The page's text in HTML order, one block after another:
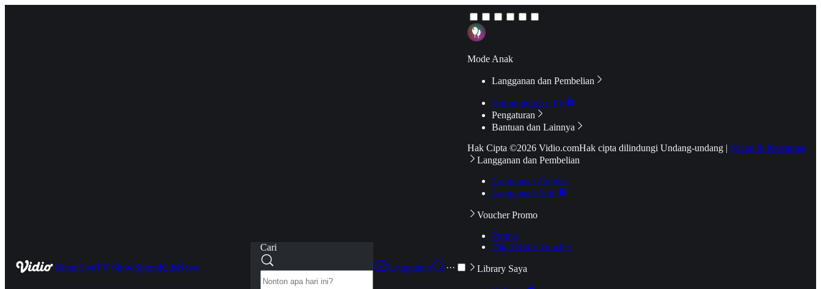
HomeLiveTV ShowSportsKidsNews
Cari
Langganan
···
Mode Anak
Langganan dan Pembelian
Hubungkan ke TV
Pengaturan
Bantuan dan Lainnya
Hak Cipta ©2026 Vidio.comHak cipta dilindungi Undang-undang | Syarat & Ketentuan
Langganan dan Pembelian
Langganan Premier
Langganan Aktif
Voucher Promo
Promo
Pakai Kode Voucher
Library Saya